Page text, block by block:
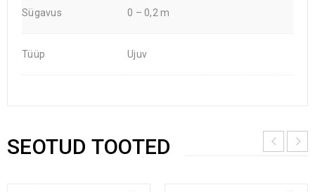
Sügavus 0 – 0,2 m
Tüüp Ujuv
SEOTUD TOOTED